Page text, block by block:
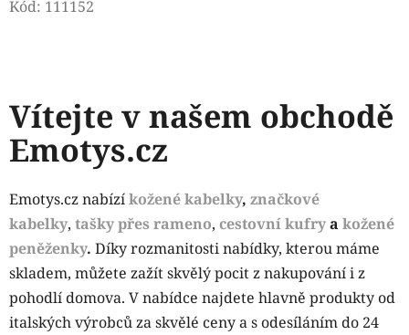
Kód: 111152
Vítejte v našem obchodě
Emotys.cz
Emotys.cz nabízíkožené kabelky, značkové
kabelky, tašky přes rameno, cestovní kufrya kožené
peněženky. Díky rozmanitosti nabídky, kterou máme
skladem, můžete zažít skvělý pocit z nakupování i z
pohodlí domova. V nabídce najdete hlavně produkty od
italských výrobců za skvělé ceny a s odesíláním do 24